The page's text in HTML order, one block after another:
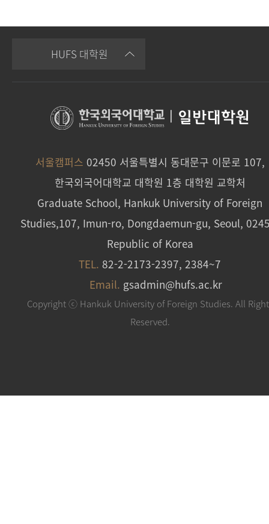
HUFS 대학원
일반대학원
서울캠퍼스 02450 서울특별시 동대문구 이문로 107,
한국외국어대학교 대학원 1층 대학원 교학처
Graduate School, Hankuk University of Foreign
Studies,107, Imun-ro, Dongdaemun-gu, Seoul,
Republic of Korea
TEL. 82-2-2173-2397, 2384~7
Email. gsadmin@hufs.ac.kr
Copyright ⓒ Hankuk University of Foreign Studies. All
Reserved.